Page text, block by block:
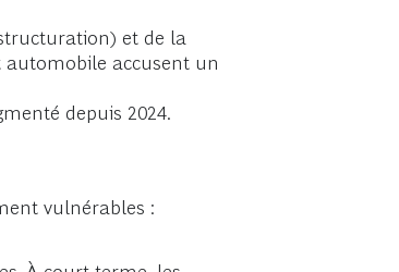
et de la
automobile accusent un
depuis 2024.
vulnérables :